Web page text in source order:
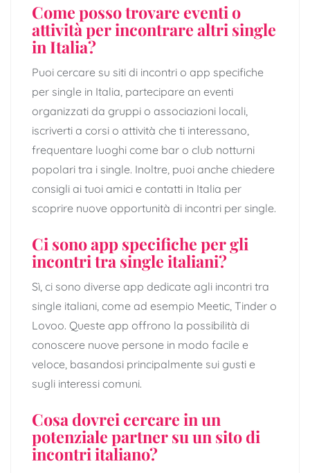
Come posso trovare eventi o
attività per incontrare altri single
in Italia?
Puoi cercare su siti di incontri o app specifiche
per single in Italia, partecipare an eventi
organizzati da gruppi o associazioni locali,
iscriverti a corsi o attività che ti interessano,
frequentare luoghi come bar o club notturni
popolari tra i single. Inoltre, puoi anche chiedere
consigli ai tuoi amici e contatti in Italia per
scoprire nuove opportunità di incontri per single.
Ci sono app specifiche per gli
incontri tra single italiani?
Sì, ci sono diverse app dedicate agli incontri tra
single italiani, come ad esempio Meetic, Tinder o
Lovoo. Queste app offrono la possibilità di
conoscere nuove persone in modo facile e
veloce, basandosi principalmente sui gusti e
sugli interessi comuni.
Cosa dovrei cercare in un
potenziale partner su un sito di
incontri italiano?